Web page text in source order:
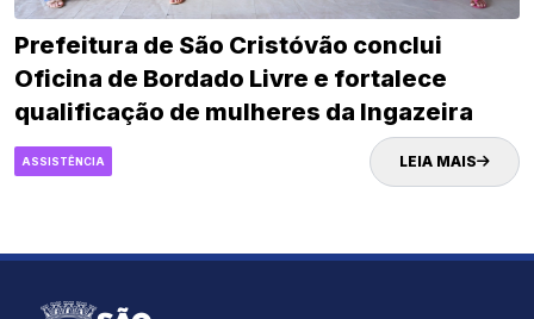
Prefeitura de São Cristóvão conclui
Oficina de Bordado Livre e fortalece
qualificação de mulheres da Ingazeira
ASSISTÊNCIA LEIA MAIS